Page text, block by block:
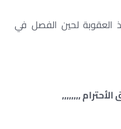
لحين الفصل في
,,,,,,,,